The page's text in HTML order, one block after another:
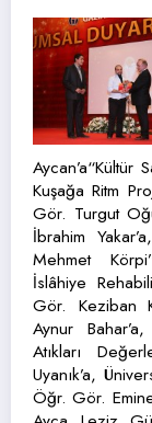
Aycan’a“Kültür
Kuşağa Ritm
Gör. Turgut
İbrahim
Mehmet
İslâhiye
Gör. Keziban
Aynur
Atıkları
Uyanık’a,
Öğr. Gör.